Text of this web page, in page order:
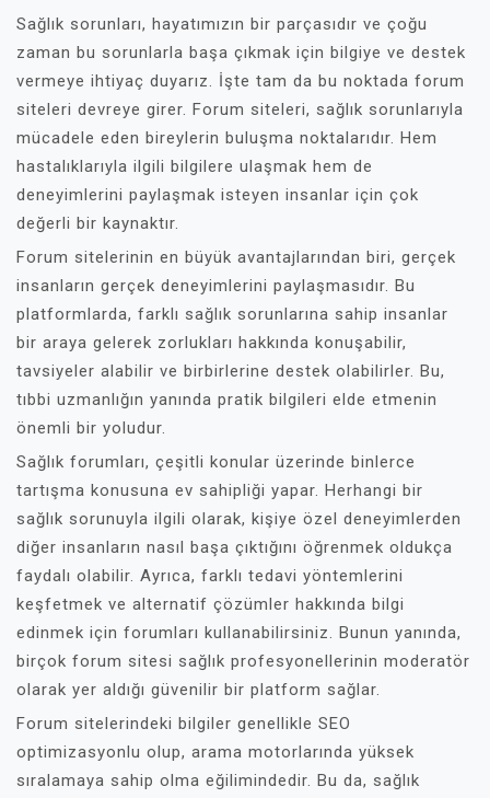
Sağlık sorunları, hayatımızın bir parçasıdır ve çoğu
zaman bu sorunlarla başa çıkmak için bilgiye ve destek
vermeye ihtiyaç duyarız. İşte tam da bu noktada forum
siteleri devreye girer. Forum siteleri, sağlık sorunlarıyla
mücadele eden bireylerin buluşma noktalarıdır. Hem
hastalıklarıyla ilgili bilgilere ulaşmak hem de
deneyimlerini paylaşmak isteyen insanlar için çok
değerli bir kaynaktır.
Forum sitelerinin en büyük avantajlarından biri, gerçek
insanların gerçek deneyimlerini paylaşmasıdır. Bu
platformlarda, farklı sağlık sorunlarına sahip insanlar
bir araya gelerek zorlukları hakkında konuşabilir,
tavsiyeler alabilir ve birbirlerine destek olabilirler. Bu,
tıbbi uzmanlığın yanında pratik bilgileri elde etmenin
önemli bir yoludur.
Sağlık forumları, çeşitli konular üzerinde binlerce
tartışma konusuna ev sahipliği yapar. Herhangi bir
sağlık sorunuyla ilgili olarak, kişiye özel deneyimlerden
diğer insanların nasıl başa çıktığını öğrenmek oldukça
faydalı olabilir. Ayrıca, farklı tedavi yöntemlerini
keşfetmek ve alternatif çözümler hakkında bilgi
edinmek için forumları kullanabilirsiniz. Bunun yanında,
birçok forum sitesi sağlık profesyonellerinin moderatör
olarak yer aldığı güvenilir bir platform sağlar.
Forum sitelerindeki bilgiler genellikle SEO
optimizasyonlu olup, arama motorlarında yüksek
sıralamaya sahip olma eğilimindedir. Bu da, sağlık